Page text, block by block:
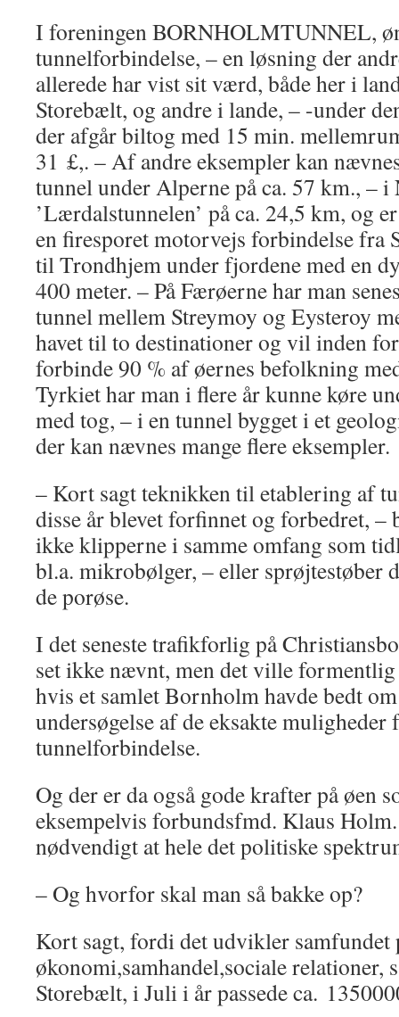
I foreningen BORNHOLMTUNNEL,
tunnelforbindelse, – en løsning der
allerede har vist sit værd, både her i
Storebælt, og andre i lande, – -under
der afgår biltog med 15 min.
31 £,. – Af andre eksempler kan
tunnel under Alperne på ca. 57 km., – i
’Lærdalstunnelen’ på ca. 24,5 km, og
en firesporet motorvejs forbindelse fra
til Trondhjem under fjordene med en
400 meter. – På Færøerne har man
tunnel mellem Streymoy og Eysteroy
havet til to destinationer og vil inden
forbinde 90 % af øernes befolkning
Tyrkiet har man i flere år kunne køre
med tog, – i en tunnel bygget i et
der kan nævnes mange flere eksempler.
– Kort sagt teknikken til etablering af
disse år blevet forfinnet og forbedret, –
ikke klipperne i samme omfang som
bl.a. mikrobølger, – eller sprøjtestøber
de porøse.
I det seneste trafikforlig på
set ikke nævnt, men det ville
hvis et samlet Bornholm havde bedt
undersøgelse af de eksakte
tunnelforbindelse.
Og der er da også gode krafter på øen
eksempelvis forbundsfmd. Klaus
nødvendigt at hele det politiske
– Og hvorfor skal man så bakke op?
Kort sagt, fordi det udvikler samfundet
økonomi,samhandel,sociale relationer,
Storebælt, i Juli i år passede ca.